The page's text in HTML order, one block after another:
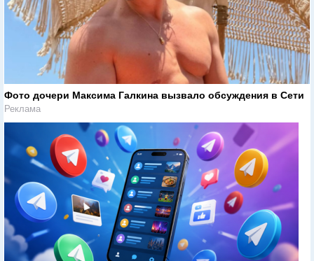
Фото дочери Максима Галкина вызвало обсуждения в Сети
Реклама